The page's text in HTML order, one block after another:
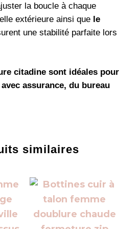
la boucle à chaque
extérieure ainsi que le
une stabilité parfaite lors
citadine sont idéales pour
assurance, du bureau
similaires